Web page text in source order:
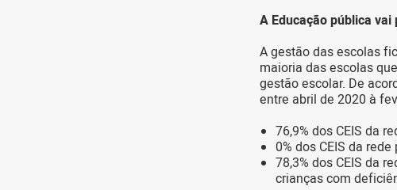
A Educação pública vai
A gestão das escolas
maioria das escolas
gestão escolar. De
entre abril de 2020 à
76,9% dos CEIS da
0% dos CEIS da
78,3% dos CEIS da
crianças com